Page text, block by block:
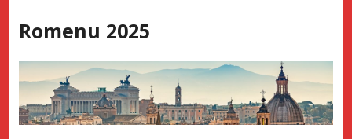
to
Romenu 2025